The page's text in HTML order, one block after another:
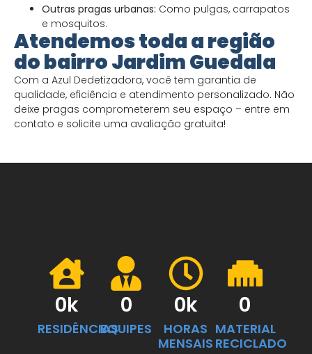
Outras pragas urbanas: Como pulgas, carrapatos
e mosquitos.
Atendemos toda a região
do bairro Jardim Guedala
Com a Azul Dedetizadora, você tem garantia de
qualidade, eficiência e atendimento personalizado. Não
deixe pragas comprometerem seu espaço – entre em
contato e solicite uma avaliação gratuita!
0k
RESIDÊNCIAS
0
EQUIPES
0k
HORAS
MENSAIS
0
MATERIAL
RECICLADO